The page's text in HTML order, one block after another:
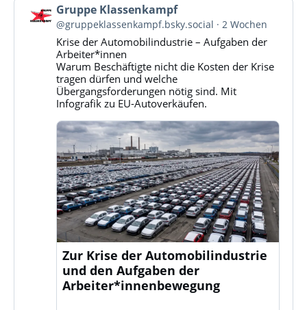
Beitrag
von
Gruppe
Klassenkampf
Bluesky
ansehen
Gruppe Klassenkampf
@gruppeklassenkampf.bsky.social 2 Wochen
Krise der Automobilindustrie – Aufgaben der
Arbeiter*innen
Warum Beschäftigte nicht die Kosten der Krise
tragen dürfen und welche
Übergangsforderungen nötig sind. Mit
Infografik zu EU-Autoverkäufen.
Zur Krise der Automobilindustrie
und den Aufgaben der
Arbeiter*innenbewegung